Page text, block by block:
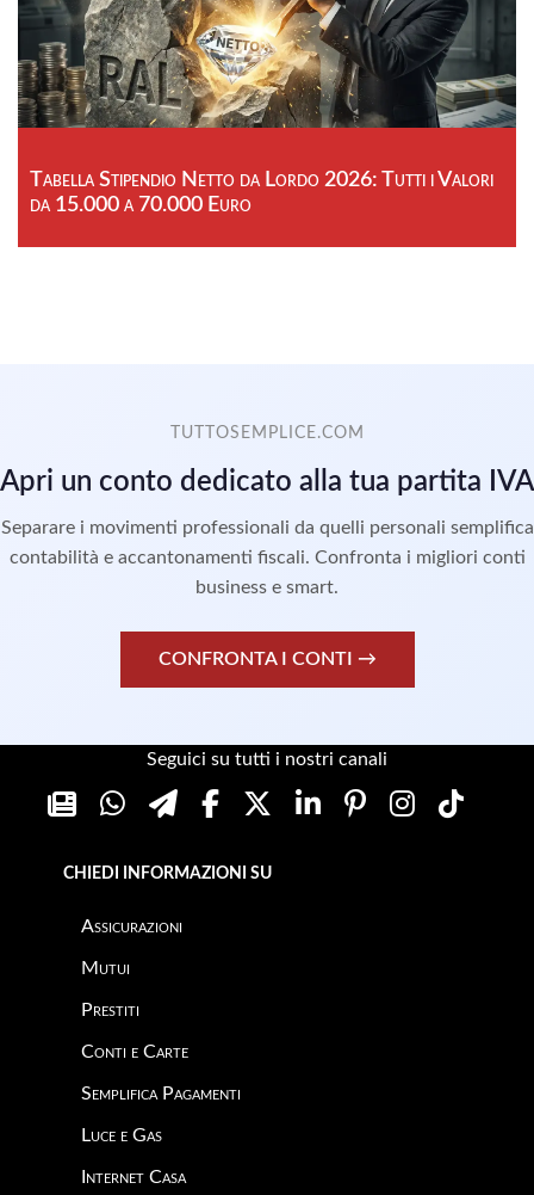
Tabella Stipendio Netto da Lordo 2026: Tutti i Valori
da 15.000 a 70.000 Euro
TUTTOSEMPLICE.COM
Apri un conto dedicato alla tua partita IVA
Separare i movimenti professionali da quelli personali semplifica
contabilità e accantonamenti fiscali. Confronta i migliori conti
business e smart.
CONFRONTA I CONTI →
Seguici su tutti i nostri canali
CHIEDI INFORMAZIONI SU
Assicurazioni
Mutui
Prestiti
Conti e Carte
Semplifica Pagamenti
Luce e Gas
Internet Casa